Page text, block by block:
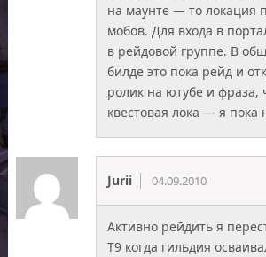
на маунте — то локация
мобов. Для входа в
в рейдовой группе. В
билде это пока рейд и
ролик на ютубе и фраза,
квестовая лока — я
Jurii 04.09.2010
Активно рейдить я
Т9 когда гильдия